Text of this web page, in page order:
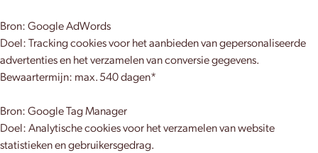
Bron: Google AdWords
Doel: Tracking cookies voor het aanbieden van gepersonaliseerde
advertenties en het verzamelen van conversie gegevens.
Bewaartermijn: max. 540 dagen*
Bron: Google Tag Manager
Doel: Analytische cookies voor het verzamelen van website
statistieken en gebruikersgedrag.